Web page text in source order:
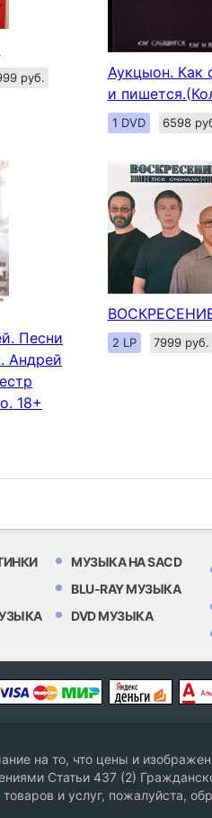
руб.
Аукцыон. Как
и
1 DVD 6598
Песни
Андрей
18+
2 LP 7999 руб.
МУЗЫКА НА SACD
BLU-RAY МУЗЫКА
DVD МУЗЫКА
на то, что цены и
Статьи 437 (2)
и услуг, пожалуйста,